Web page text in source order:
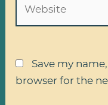
Save my
browser for the